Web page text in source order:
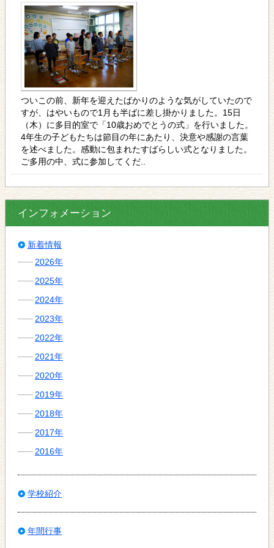
ついこの前、新年を迎えたばかりのような気がしていたので
すが、はやいもので1月も半ばに差し掛かりました。15日
（木）に多目的室で「10歳おめでとうの式」を行いました。
4年生の子どもたちは節目の年にあたり、決意や感謝の言葉
を述べました。感動に包まれたすばらしい式となりました。
ご多用の中、式に参加してくだ..
インフォメーション
新着情報
2026年
2025年
2024年
2023年
2022年
2021年
2020年
2019年
2018年
2017年
2016年
学校紹介
年間行事